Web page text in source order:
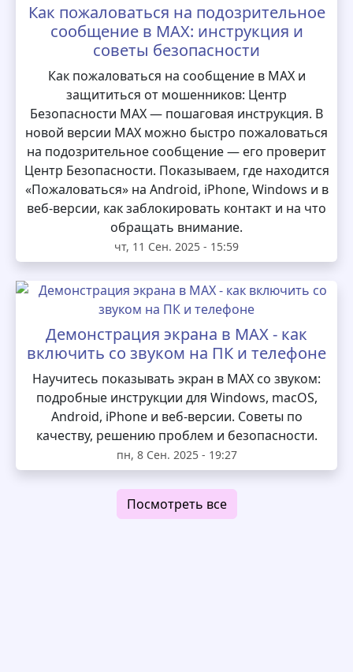
Как пожаловаться на подозрительное
сообщение в MAX: инструкция и
советы безопасности
Как пожаловаться на сообщение в MAX и
защититься от мошенников: Центр
Безопасности MAX — пошаговая инструкция. В
новой версии MAX можно быстро пожаловаться
на подозрительное сообщение — его проверит
Центр Безопасности. Показываем, где находится
«Пожаловаться» на Android, iPhone, Windows и в
веб-версии, как заблокировать контакт и на что
обращать внимание.
чт, 11 Сен. 2025 - 15:59
Демонстрация экрана в MAX - как
включить со звуком на ПК и телефоне
Научитесь показывать экран в MAX со звуком:
подробные инструкции для Windows, macOS,
Android, iPhone и веб-версии. Советы по
качеству, решению проблем и безопасности.
пн, 8 Сен. 2025 - 19:27
Посмотреть все